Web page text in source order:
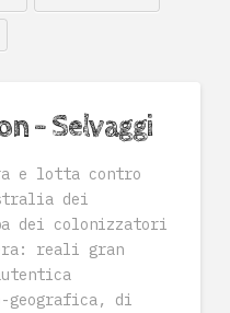
– Selvaggi
e lotta contro
dei
dei colonizzatori
reali gran
geografica, di